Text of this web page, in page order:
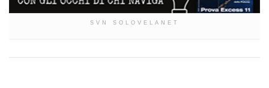
SVN SOLOVELANET